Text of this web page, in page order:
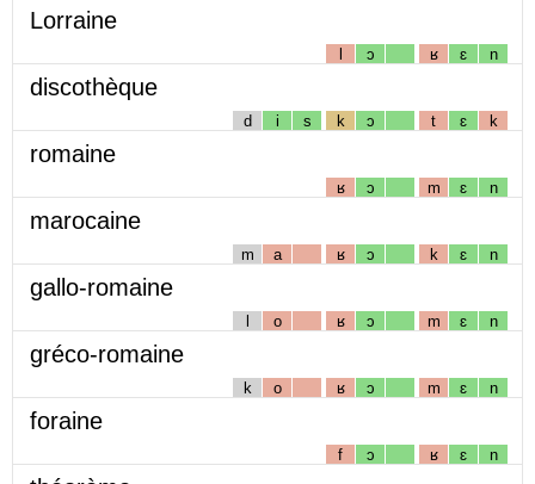
Lorraine
l ɔ ʁ ɛ n
discothèque
d i s k ɔ t ɛ k
romaine
ʁ ɔ m ɛ n
marocaine
m a ʁ ɔ k ɛ n
gallo-romaine
l o ʁ ɔ m ɛ n
gréco-romaine
k o ʁ ɔ m ɛ n
foraine
f ɔ ʁ ɛ n